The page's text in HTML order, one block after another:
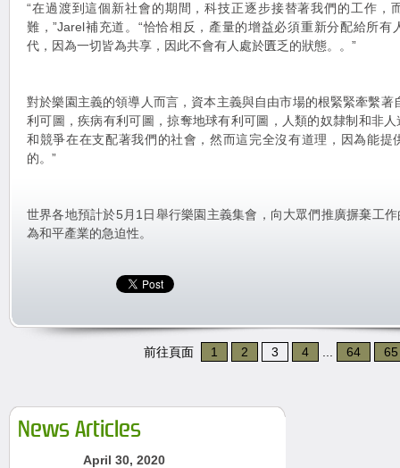
“在過渡到這個新社會的期間，科技正逐步接替著我們的工作，
難，”Jarel補充道。“恰恰相反，產量的增益必須重新分配給所有
代，因為一切皆為共享，因此不會有人處於匱乏的狀態。。”
對於樂園主義的領導人而言，資本主義與自由市場的根緊緊牽繫著
利可圖，疾病有利可圖，掠奪地球有利可圖，人類的奴隸制和非
和競爭在在支配著我們的社會，然而這完全沒有道理，因為能提
的。”
世界各地預計於5月1日舉行樂園主義集會，向大眾們推廣摒棄工
為和平產業的急迫性。
前往頁面 1 2 3 4 64 65
News Articles
April 30, 2020